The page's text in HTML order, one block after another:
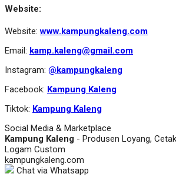
Website:
Website:www.kampungkaleng.com
Email: kamp.kaleng@gmail.com
Instagram: @kampungkaleng
Facebook: Kampung Kaleng
Tiktok: Kampung Kaleng
Social Media & Marketplace
Kampung Kaleng - Produsen Loyang,
Logam Custom
kampungkaleng.com
Chat via Whatsapp